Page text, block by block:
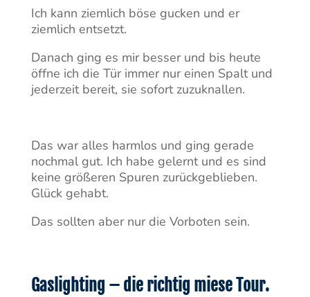
Ich kann ziemlich böse gucken und er
ziemlich entsetzt.
Danach ging es mir besser und bis heute
öffne ich die Tür immer nur einen Spalt und
jederzeit bereit, sie sofort zuzuknallen.
Das war alles harmlos und ging gerade
nochmal gut. Ich habe gelernt und es sind
keine größeren Spuren zurückgeblieben.
Glück gehabt.
Das sollten aber nur die Vorboten sein.
Gaslighting – die richtig miese Tour.